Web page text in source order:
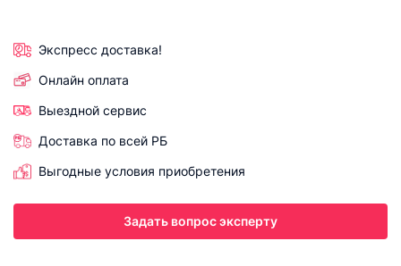
Экспресс доставка!
Онлайн оплата
Выездной сервис
Доставка по всей РБ
Выгодные условия приобретения
Задать вопрос эксперту